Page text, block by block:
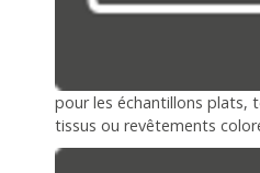
pour les échantillons plats,
tissus ou revêtements